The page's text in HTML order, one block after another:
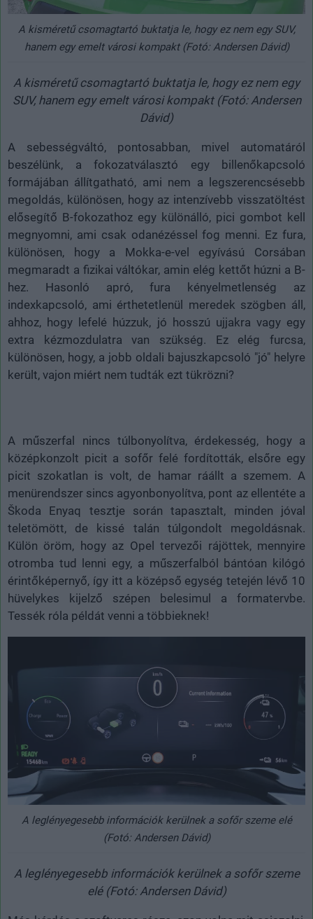
A kisméretű csomagtartó buktatja le, hogy ez nem egy SUV,
hanem egy emelt városi kompakt (Fotó: Andersen Dávid)
A kisméretű csomagtartó buktatja le, hogy ez nem egy
SUV, hanem egy emelt városi kompakt (Fotó: Andersen
Dávid)
A sebességváltó, pontosabban, mivel automatáról
beszélünk, a fokozatválasztó egy billenőkapcsoló
formájában állítgatható, ami nem a legszerencsésebb
megoldás, különösen, hogy az intenzívebb visszatöltést
elősegítő B-fokozathoz egy különálló, pici gombot kell
megnyomni, ami csak odanézéssel fog menni. Ez fura,
különösen, hogy a Mokka-e-vel egyívású Corsában
megmaradt a fizikai váltókar, amin elég kettőt húzni a B-
hez. Hasonló apró, fura kényelmetlenség az
indexkapcsoló, ami érthetetlenül meredek szögben áll,
ahhoz, hogy lefelé húzzuk, jó hosszú ujjakra vagy egy
extra kézmozdulatra van szükség. Ez elég furcsa,
különösen, hogy, a jobb oldali bajuszkapcsoló "jó" helyre
került, vajon miért nem tudták ezt tükrözni?
A műszerfal nincs túlbonyolítva, érdekesség, hogy a
középkonzolt picit a sofőr felé fordították, elsőre egy
picit szokatlan is volt, de hamar ráállt a szemem. A
menürendszer sincs agyonbonyolítva, pont az ellentéte a
Škoda Enyaq tesztje során tapasztalt, minden jóval
teletömött, de kissé talán túlgondolt megoldásnak.
Külön öröm, hogy az Opel tervezői rájöttek, mennyire
otromba tud lenni egy, a műszerfalból bántóan kilógó
érintőképernyő, így itt a középső egység tetején lévő 10
hüvelykes kijelző szépen belesimul a formatervbe.
Tessék róla példát venni a többieknek!
A leglényegesebb információk kerülnek a sofőr szeme elé
(Fotó: Andersen Dávid)
A leglényegesebb információk kerülnek a sofőr szeme
elé (Fotó: Andersen Dávid)